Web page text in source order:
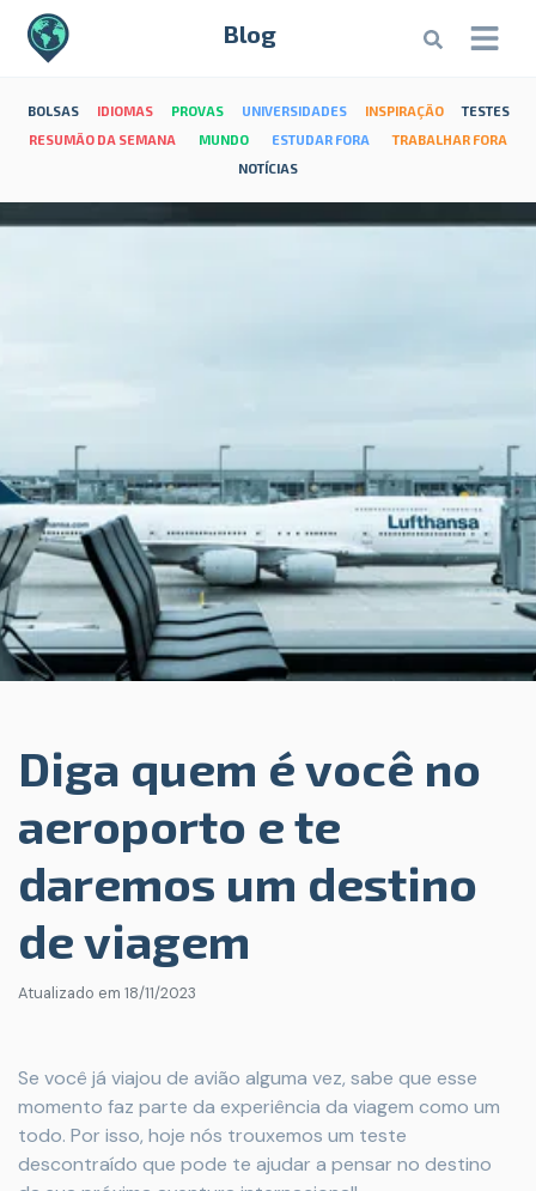
Blog
BOLSAS IDIOMAS PROVAS UNIVERSIDADES INSPIRAÇÃO
TESTES
RESUMÃO DA SEMANA
MUNDO ESTUDAR FORA
TRABALHAR FORA
NOTÍCIAS
Diga quem é você no
aeroporto e te
daremos um destino
de viagem
Atualizado em 18/11/2023
Se você já viajou de avião alguma vez, sabe que esse
momento faz parte da experiência da viagem como um
todo. Por isso, hoje nós trouxemos um teste
descontraído que pode te ajudar a pensar no destino